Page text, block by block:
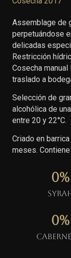
Assemblage de
perpetuándose
delicadas
Restricción
Cosecha
traslado a
Selección de
alcohólica de
entre 20 y 22°C.
Criado en
meses.
0%
0%